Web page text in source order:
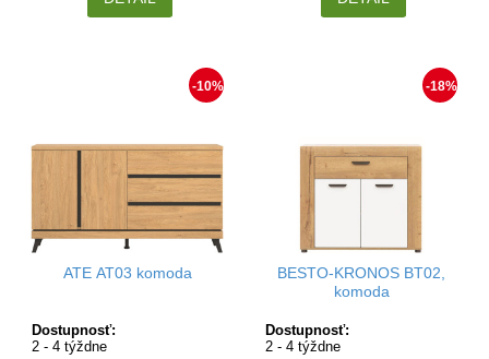
-10%
ATE AT03 komoda
Dostupnosť:
2 - 4 týždne
-18%
BESTO-KRONOS BT02,
komoda
Dostupnosť:
2 - 4 týždne